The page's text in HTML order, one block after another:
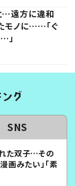
…遠方に違和
モノに……「ぐ
」
SNS
た双子…その
画みたい」「素